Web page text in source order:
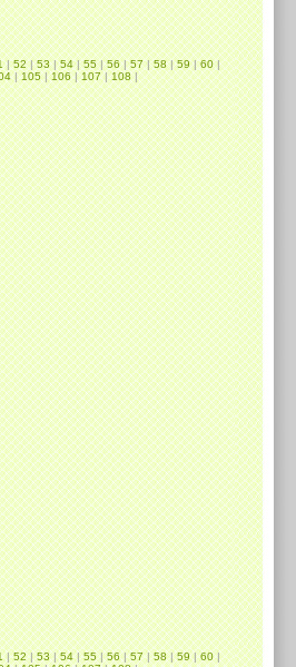
|52|53|54|55|56|57|58|59|60|
|105|106|107|108|
|52|53|54|55|56|57|58|59|60|